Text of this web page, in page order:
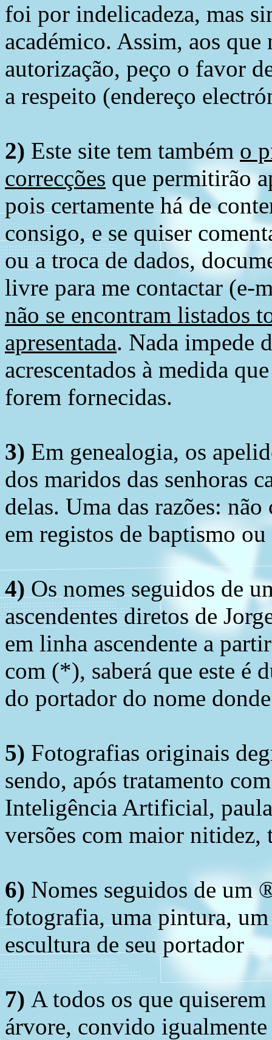
foi por indelicadeza, mas
académico. Assim, aos
autorização, peço o favor
a respeito (endereço
2) Este site tem também o
correcções que permitirão
pois certamente há de
consigo, e se quiser
ou a troca de dados,
livre para me contactar (e-
não se encontram listados
apresentada. Nada impede
acrescentados à medida
forem fornecidas.
3) Em genealogia, os
dos maridos das senhoras
delas. Uma das razões:
em registos de baptismo
4) Os nomes seguidos de
ascendentes diretos de
em linha ascendente a
com (*), saberá que este é
do portador do nome
5) Fotografias originais
sendo, após tratamento
Inteligência Artificial,
versões com maior nitidez,
6) Nomes seguidos de um
fotografia, uma pintura,
escultura de seu portador
7) A todos os que
árvore, convido